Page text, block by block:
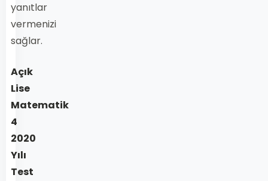
yanıtlar
vermenizi
sağlar.
Açık
Lise
Matematik
4
2020
Yılı
Test